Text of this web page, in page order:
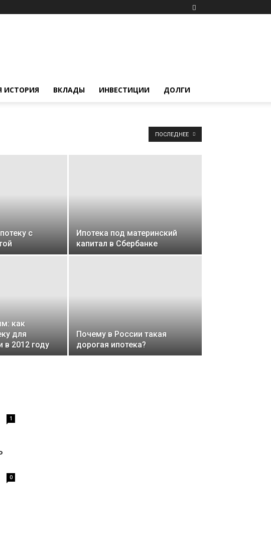
ИСТОРИЯ ВКЛАДЫ ИНВЕСТИЦИИ ДОЛГИ
ПОСЛЕДНЕЕ
с
Ипотека под материнский
капитал в Сбербанке
как
для
в 2012 году
Почему в России такая
дорогая ипотека?
1
0